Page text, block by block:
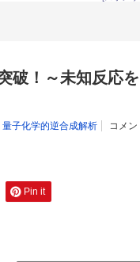
破！～未知反応
量子化学的逆合成解析 コメン
Pin it